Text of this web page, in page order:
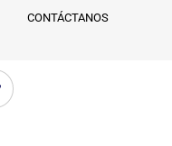
CONTÁCTANOS